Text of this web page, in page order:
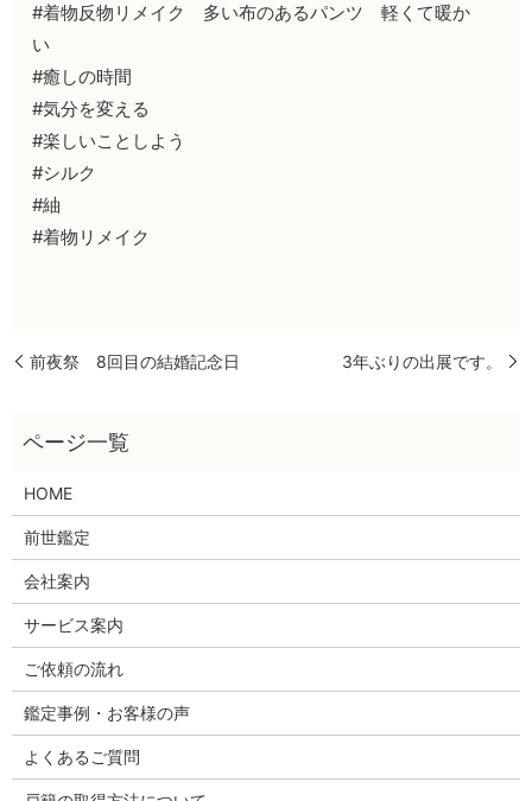
#着物反物リメイク 多い布のあるパンツ 軽くて暖か
い
#癒しの時間
#気分を変える
#楽しいことしよう
#シルク
#紬
#着物リメイク
前夜祭 8回目の結婚記念日 3年ぶりの出展です。
HOME
前世鑑定
会社案内
サービス案内
ご依頼の流れ
鑑定事例・お客様の声
よくあるご質問